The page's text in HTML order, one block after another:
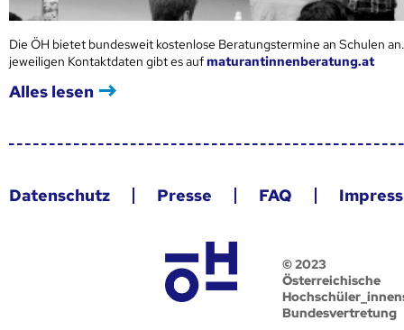
Die ÖH bietet bundesweit kostenlose Beratungstermine an Schulen
jeweiligen Kontaktdaten gibt es aufmaturantinnenberatung.at
Alles lesen
Datenschutz Presse FAQ
© 2023
Österreichische
Bundesvertretung